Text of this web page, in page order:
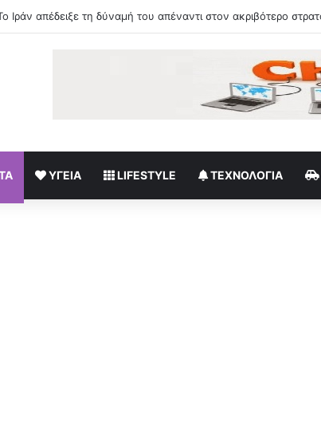
Τόκα «πυρπολεί» το Instagram
ΥΓΕΊΑ LIFESTYLE ΤΕΧΝΟΛΟΓΊΑ